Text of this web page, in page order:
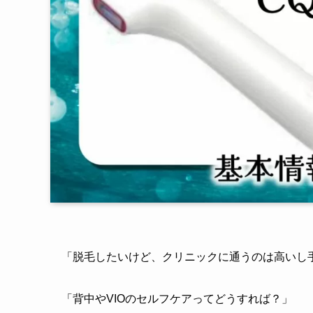
「脱毛したいけど、クリニックに通うのは高い
「背中やVIOのセルフケアってどうすれば？」